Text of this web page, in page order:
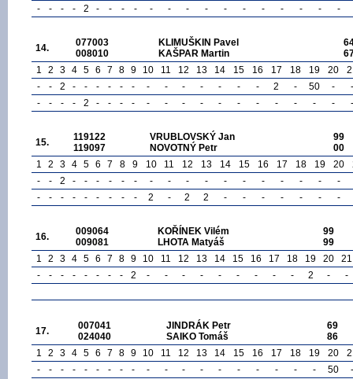
-
- - - 2 - - - - - - - - - - - - - - -
14.
077003
008010
KLIMUŠKIN Pavel
KAŠPAR Martin
1
2 3 4 5 6 7 8 9 10 11 12 13 14 15 16 17 18 19 20
-
- 2 - - - - - - - - - - - - - 2 - 50 -
-
-
- - - 2 - - - - - - - - - - - - - - - -
15.
119122
119097
VRUBLOVSKÝ Jan
NOVOTNÝ Petr
99
00
1
2 3 4 5 6 7 8 9 10 11 12 13 14 15 16 17 18 19 20
-
- 2 - - - - - - - - - - - - - - - -
-
-
- - - - - - - - 2 - 2 2 - - - - - - -
16.
009064
009081
KOŘÍNEK Vilém
LHOTA Matyáš
99
99
1
2 3 4 5 6 7 8 9 10 11 12 13 14 15 16 17 18 19 20
21
-
- - - - - - - 2 - - - - - - - - - 2 - -
17.
007041
024040
JINDRÁK Petr
SAIKO Tomáš
69
86
1
2 3 4 5 6 7 8 9 10 11 12 13 14 15 16 17 18 19 20
-
- - - - - - - - - - - - - - - - - - 50
-